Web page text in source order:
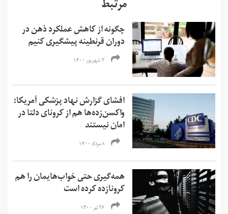
مرتبط
چگونه از کاهش عملکرد ذهن در
دوران قرنطینه پیشگیری کنیم
۳ شهریور ۱۴۰۰
افشای گزارش نهاد پزشکی آمریکا:
واکسن‌زده‌ها هم از کرونای دلتا در
امان نیستند
۸ مرداد ۱۴۰۰
همه‌گیری حتی خواب‌هایمان را هم
کرونازده کرده است
۲۶ تیر ۱۴۰۰